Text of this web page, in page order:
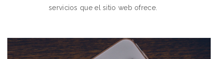
servicios que el sitio web ofrece.